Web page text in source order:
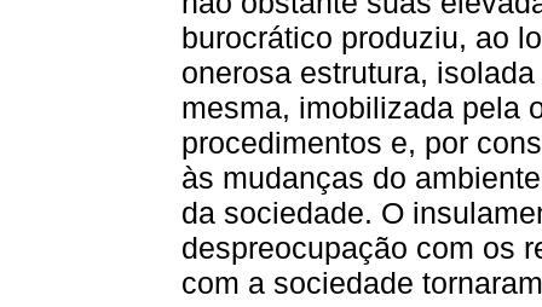
burocrático produziu, ao
onerosa estrutura,
mesma, imobilizada pela
procedimentos e, por
às mudanças do
da sociedade. O
despreocupação com os
com a sociedade